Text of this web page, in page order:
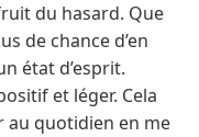
du hasard. Que
de chance d’en
état d’esprit.
et léger. Cela
au quotidien en me